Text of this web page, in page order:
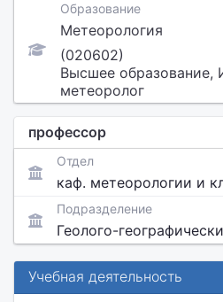
Образование
Метеорология
(020602)
Высшее образование,
метеоролог
профессор
Отдел
каф. метеорологии и
Подразделение
Геолого-
Учебная деятельность